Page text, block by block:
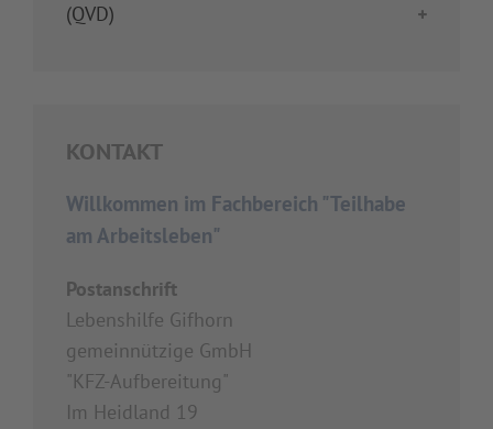
(QVD)
KONTAKT
Willkommen im Fachbereich "Teilhabe
am Arbeitsleben"
Postanschrift
Lebenshilfe Gifhorn
gemeinnützige GmbH
"KFZ-Aufbereitung"
Im Heidland 19